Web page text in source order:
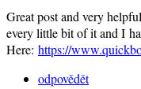
Great post and very
every little bit of it and I
Here: https://
odpovědět